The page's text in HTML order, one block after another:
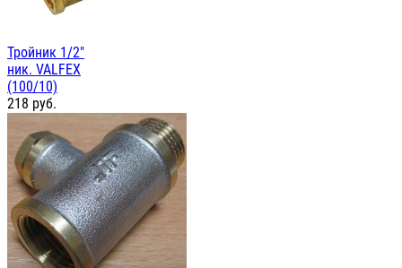
Тройник 1/2"
ник. VALFEX
(100/10)
218 руб.